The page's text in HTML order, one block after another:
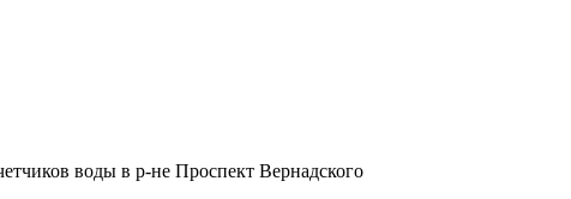
воды в р-не Проспект Вернадского